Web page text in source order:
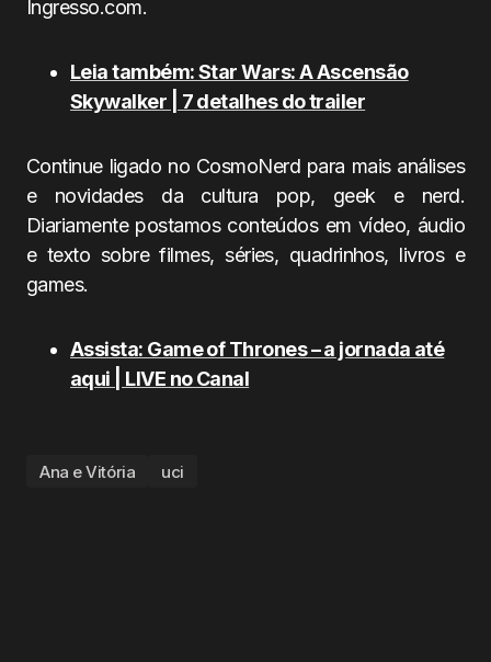
Ingresso.com.
Leia também: Star Wars: A Ascensão
Skywalker | 7 detalhes do trailer
Continue ligado no CosmoNerd para mais análises
e novidades da cultura pop, geek e nerd.
Diariamente postamos conteúdos em vídeo, áudio
e texto sobre filmes, séries, quadrinhos, livros e
games.
Assista: Game of Thrones – a jornada até
aqui | LIVE no Canal
Ana e Vitória uci